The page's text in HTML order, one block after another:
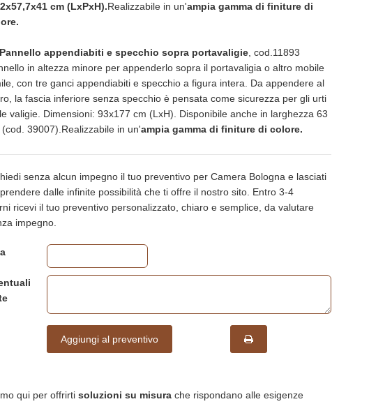
cm (LxPxH).Realizzabile in un'ampia gamma di finiture di
Pannello appendiabiti e specchio sopra portavaligie , cod.11893
in altezza minore per appenderlo sopra il portavaligia o altro mobile
con tre ganci appendiabiti e specchio a figura intera. Da appendere al
la fascia inferiore senza specchio è pensata come sicurezza per gli urti
valigie. Dimensioni: 93x177 cm (LxH). Disponibile anche in larghezza 63
(cod. 39007).Realizzabile in un'ampia gamma di finiture di colore.
senza alcun impegno il tuo preventivo per Camera Bologna e lasciati
dalle infinite possibilità che ti offre il nostro sito. Entro 3-4
ricevi il tuo preventivo personalizzato, chiaro e semplice, da valutare
impegno.
Aggiungi al preventivo
qui per offrirti soluzioni su misura che rispondano alle esigenze